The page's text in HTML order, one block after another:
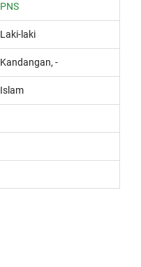
PNS
Laki-laki
Kandangan, -
Islam